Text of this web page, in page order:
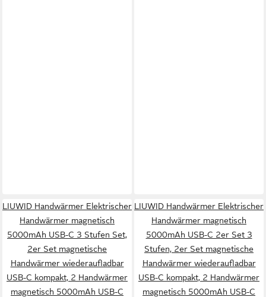
LIUWID Handwärmer Elektrischer
Handwärmer magnetisch
5000mAh USB-C 3 Stufen Set,
2er Set magnetische
Handwärmer wiederaufladbar
USB-C kompakt, 2 Handwärmer
magnetisch 5000mAh USB-C
LIUWID Handwärmer Elektrischer
Handwärmer magnetisch
5000mAh USB-C 2er Set 3
Stufen, 2er Set magnetische
Handwärmer wiederaufladbar
USB-C kompakt, 2 Handwärmer
magnetisch 5000mAh USB-C